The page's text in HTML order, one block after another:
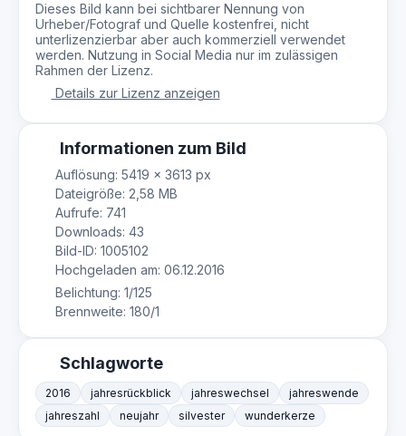
Dieses Bild kann bei sichtbarer Nennung von
Urheber/Fotograf und Quelle kostenfrei, nicht
unterlizenzierbar aber auch kommerziell verwendet
werden. Nutzung in Social Media nur im zulässigen
Rahmen der Lizenz.
Details zur Lizenz anzeigen
Informationen zum Bild
Auflösung: 5419 × 3613 px
Dateigröße: 2,58 MB
Aufrufe: 741
Downloads: 43
Bild-ID: 1005102
Hochgeladen am: 06.12.2016
Belichtung: 1/125
Brennweite: 180/1
Schlagworte
2016 jahresrückblick jahreswechsel
jahreswende
jahreszahl
neujahr silvester wunderkerze